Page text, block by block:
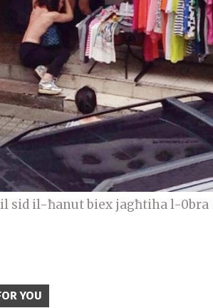
sid il-ħanut biex jagħtiha l-0bra
YOU